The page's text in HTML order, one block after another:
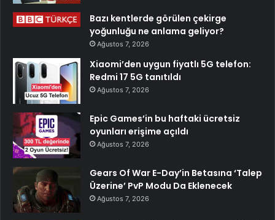
Bazı kentlerde görülen çekirge
yoğunluğu ne anlama geliyor?
Ağustos 7, 2026
Xiaomi’den uygun fiyatlı 5G telefon:
Redmi 17 5G tanıtıldı
Ağustos 7, 2026
Epic Games’in bu haftaki ücretsiz
oyunları erişime açıldı
Ağustos 7, 2026
Gears Of War E-Day’in Betasına ‘Talep
Üzerine’ PvP Modu Da Eklenecek
Ağustos 7, 2026